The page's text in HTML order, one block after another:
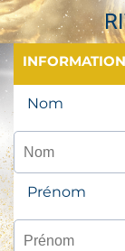
Nom
Prénom